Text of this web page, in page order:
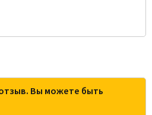
Вы можете быть